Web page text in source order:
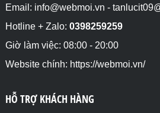
Email: info@webmoi.vn -
Hotline + Zalo: 0398259259
Giờ làm việc: 08:00 - 20:00
Website chính: https://webmoi.vn/
HỖ TRỢ KHÁCH HÀNG